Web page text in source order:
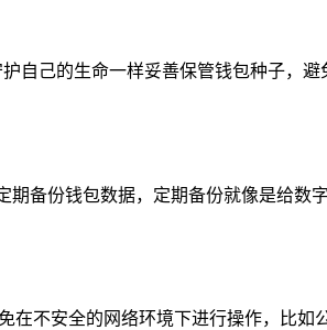
自己的生命一样妥善保管钱包种子，
备份钱包数据，定期备份就像是给
不安全的网络环境下进行操作，比